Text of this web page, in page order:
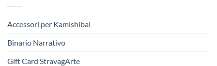
Accessori per Kamishibai
Binario Narrativo
Gift Card StravagArte